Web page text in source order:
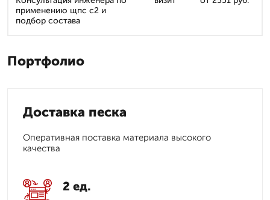
применению щпс с2 и
подбор состава
Портфолио
Доставка песка
Оперативная поставка материала высокого
качества
2 ед.